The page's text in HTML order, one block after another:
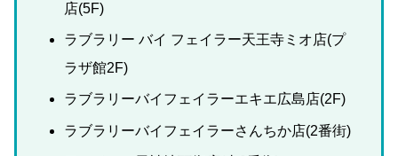
店(5F)
ラブラリー バイ フェイラー天王寺ミオ店(プ
ラザ館2F)
ラブラリーバイフェイラーエキエ広島店(2F)
ラブラリーバイフェイラーさんちか店(2番街)